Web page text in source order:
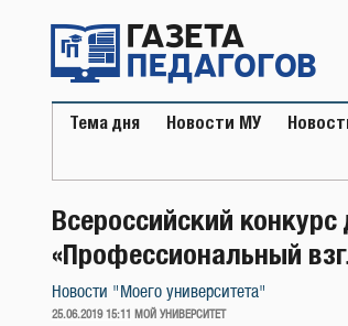
содержимому
Тема дня Новости МУ
Всероссийский
«Профессиональный
Новости "Моего университета"
ОПУБЛИКОВАНО
25.06.2019 15:11 МОЙ УНИВЕРСИТЕТ